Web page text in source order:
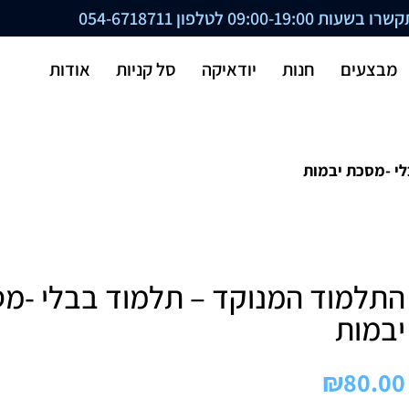
09:00-19:00 לטלפון 054-6718711
מבצעים חנות יודאיקה סל קניות אודות
-מסכת יבמות
התלמוד המנוקד – תלמוד בבלי -
יבמות
₪80.00